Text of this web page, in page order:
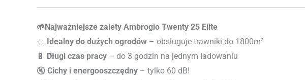
🌱Najważniejsze zalety Ambrogio Twenty 25 Elite
🔹 Idealny do dużych ogrodów – obsługuje trawniki do 1800m²
🔋 Długi czas pracy – do 3 godzin na jednym ładowaniu
🔇 Cichy i energooszczędny – tylko 60 dB!